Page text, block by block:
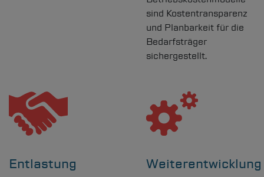
sind Kostentransparenz
und Planbarkeit für die
Bedarfsträger
sichergestellt.
Entlastung Weiterentwicklung